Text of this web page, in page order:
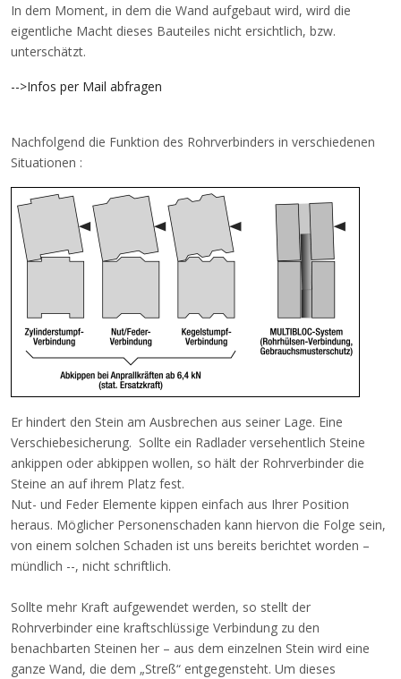
In dem Moment, in dem die Wand aufgebaut wird, wird die
eigentliche Macht dieses Bauteiles nicht ersichtlich, bzw.
unterschätzt.
-->Infos per Mail abfragen
Nachfolgend die Funktion des Rohrverbinders in verschiedenen
Situationen :
Er hindert den Stein am Ausbrechen aus seiner Lage. Eine
Verschiebesicherung. Sollte ein Radlader versehentlich Steine
ankippen oder abkippen wollen, so hält der Rohrverbinder die
Steine an auf ihrem Platz fest.
Nut- und Feder Elemente kippen einfach aus Ihrer Position
heraus. Möglicher Personenschaden kann hiervon die Folge sein,
von einem solchen Schaden ist uns bereits berichtet worden –
mündlich --, nicht schriftlich.
Sollte mehr Kraft aufgewendet werden, so stellt der
Rohrverbinder eine kraftschlüssige Verbindung zu den
benachbarten Steinen her – aus dem einzelnen Stein wird eine
ganze Wand, die dem „Streß“ entgegensteht. Um dieses